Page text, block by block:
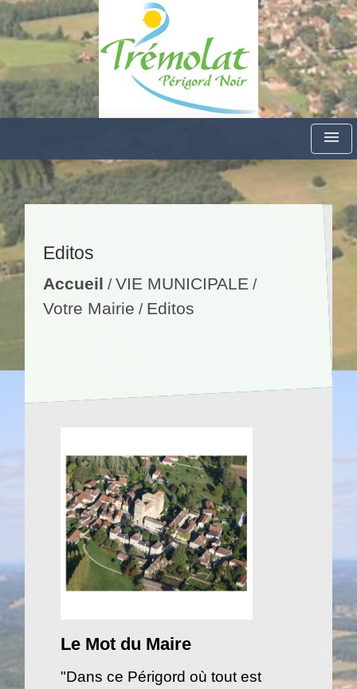
menu
Editos
Accueil /VIE MUNICIPALE /
Votre Mairie / Editos
Le Mot du Maire
"Dans ce Périgord où tout est